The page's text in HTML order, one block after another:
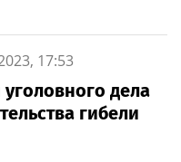
17:53
дела
гибели